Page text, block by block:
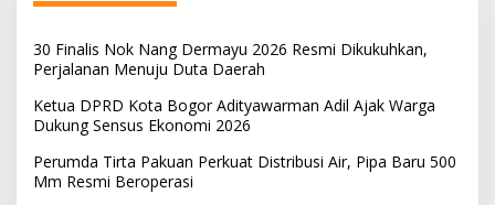
30 Finalis Nok Nang Dermayu 2026 Resmi Dikukuhkan,
Perjalanan Menuju Duta Daerah
Ketua DPRD Kota Bogor Adityawarman Adil Ajak Warga
Dukung Sensus Ekonomi 2026
Perumda Tirta Pakuan Perkuat Distribusi Air, Pipa Baru 500
Mm Resmi Beroperasi